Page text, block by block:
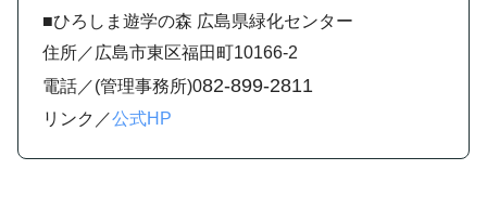
■ひろしま遊学の森 広島県緑化センター
住所／広島市東区福田町10166-2
電話／(管理事務所)082-899-2811
リンク／公式HP